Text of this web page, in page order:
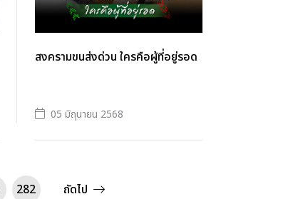
สงครามขนส่งด่วน ใครคือผู้ที่อยู่รอด
05 มิถุนายน 2568
282 ถัดไป